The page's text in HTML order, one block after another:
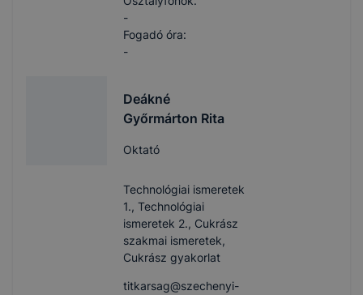
-
Fogadó óra:
-
Deákné
Győrmárton Rita
Oktató
Technológiai ismeretek
1., Technológiai
ismeretek 2., Cukrász
szakmai ismeretek,
Cukrász gyakorlat
titkarsag​@szechenyi-